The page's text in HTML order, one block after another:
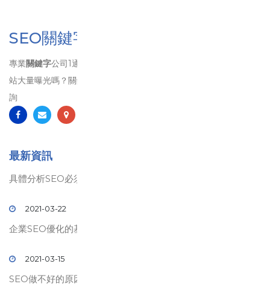
SEO關鍵字排名
專業關鍵字公司1通電話幫您把網站排名到第1頁、 想要讓自己的網
站大量曝光嗎？關鍵字排名和
詢
最新資訊
具體分析SEO必須要做的事
2021-03-22
企業SEO優化的基礎策略教學
2021-03-15
SEO做不好的原因?如何解決?